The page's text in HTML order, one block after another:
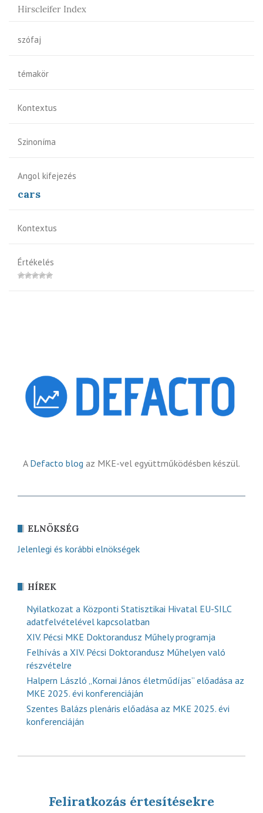
Hirscleifer Index
szófaj
témakör
Kontextus
Szinoníma
Angol kifejezés
cars
Kontextus
Értékelés
A Defacto blog az MKE-vel együttműködésben készül.
ELNÖKSÉG
Jelenlegi és korábbi elnökségek
HÍREK
Nyilatkozat a Központi Statisztikai Hivatal EU-SILC
adatfelvételével kapcsolatban
XIV. Pécsi MKE Doktorandusz Műhely programja
Felhívás a XIV. Pécsi Doktorandusz Műhelyen való
részvételre
Halpern László „Kornai János életműdíjas” előadása az
MKE 2025. évi konferenciáján
Szentes Balázs plenáris előadása az MKE 2025. évi
konferenciáján
Feliratkozás értesítésekre